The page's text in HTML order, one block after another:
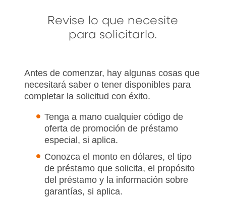
Revise lo que necesite
para solicitarlo.
Antes de comenzar, hay algunas cosas que
necesitará saber o tener disponibles para
completar la solicitud con éxito.
Tenga a mano cualquier código de
oferta de promoción de préstamo
especial, si aplica.
Conozca el monto en dólares, el tipo
de préstamo que solicita, el propósito
del préstamo y la información sobre
garantías, si aplica.